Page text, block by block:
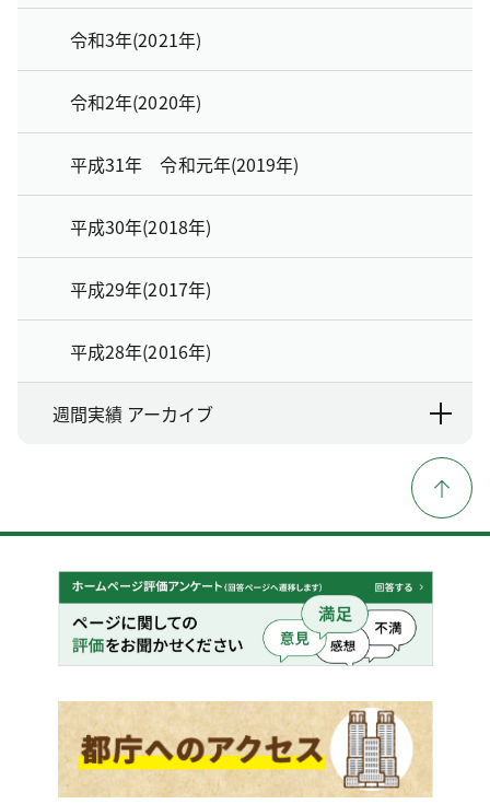
令和3年(2021年)
令和2年(2020年)
平成31年 令和元年(2019年)
平成30年(2018年)
平成29年(2017年)
平成28年(2016年)
週間実績 アーカイブ